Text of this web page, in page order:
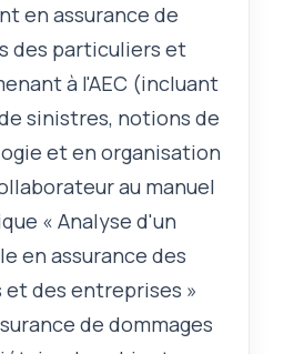
en assurance de
des particuliers et
à l'AEC (incluant
sinistres, notions de
et en organisation
au manuel
« Analyse d'un
en assurance des
des entreprises »
de dommages